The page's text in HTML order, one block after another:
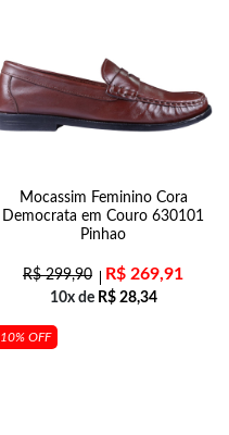
Mocassim Feminino Cora
Democrata em Couro 630101
Pinhao
R$299,90 R$ 269,91
10x de R$28,34
10% OFF